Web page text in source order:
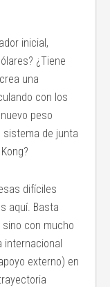
inicial,
¿Tiene
una
con los
peso
sistema de junta
difíciles
aquí. Basta
con mucho
internacional
externo) en